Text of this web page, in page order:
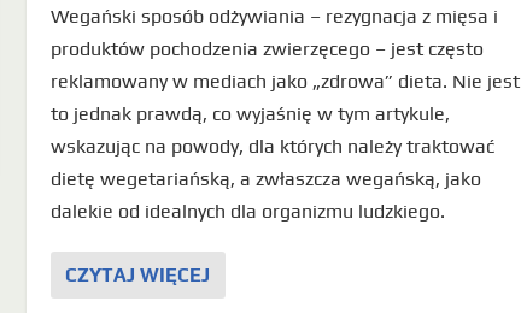
Wegański sposób odżywiania – rezygnacja z mięsa i
produktów pochodzenia zwierzęcego – jest często
reklamowany w mediach jako „zdrowa” dieta. Nie jest
to jednak prawdą, co wyjaśnię w tym artykule,
wskazując na powody, dla których należy traktować
dietę wegetariańską, a zwłaszcza wegańską, jako
dalekie od idealnych dla organizmu ludzkiego.
CZYTAJ WIĘCEJ